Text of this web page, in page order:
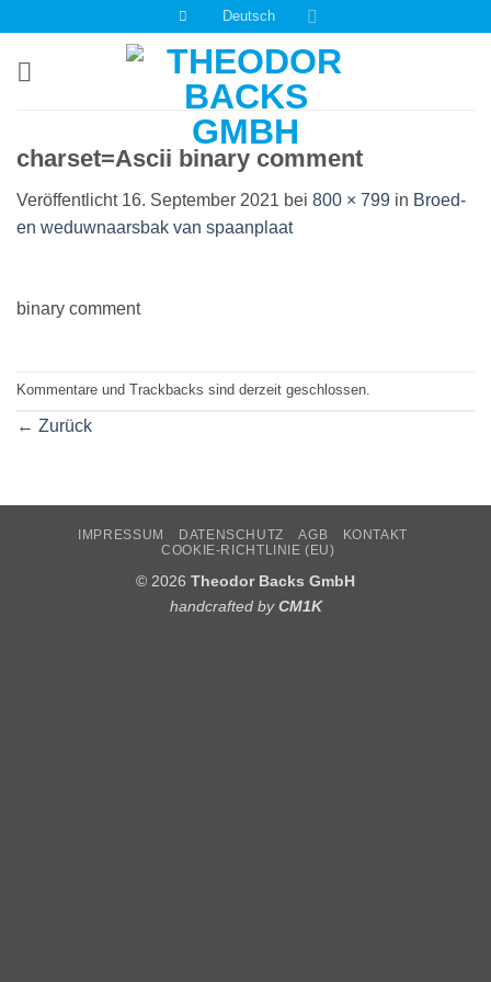
springen
Deutsch
charset=Ascii binary comment
Veröffentlicht 16. September 2021 bei 800 × 799 in Broed-
en weduwnaarsbak van spaanplaat
binary comment
Kommentare und Trackbacks sind derzeit geschlossen.
← Zurück
IMPRESSUM DATENSCHUTZ AGB
KONTAKT
COOKIE-RICHTLINIE (EU)
© 2026 Theodor Backs GmbH
handcrafted byCM1K